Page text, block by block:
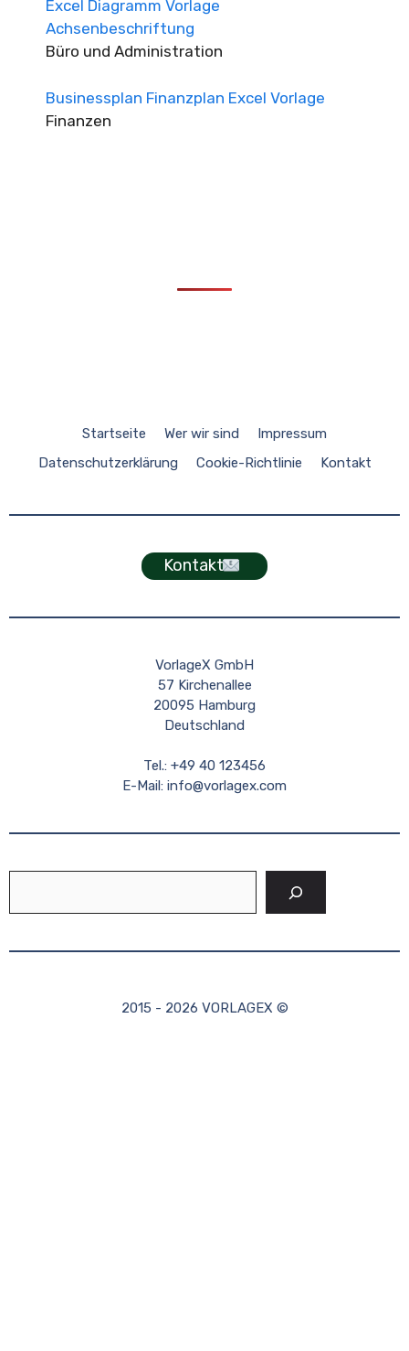
Excel Diagramm Vorlage
Achsenbeschriftung
Büro und Administration
Businessplan Finanzplan Excel Vorlage
Finanzen
Startseite Wer wir sind
Impressum
Datenschutzerklärung
Cookie-Richtlinie Kontakt
Kontakt
VorlageX GmbH
57 Kirchenallee
20095 Hamburg
Deutschland
Tel.: +49 40 123456
E-Mail: info@vorlagex.com
2015 - 2026 VORLAGEX ©